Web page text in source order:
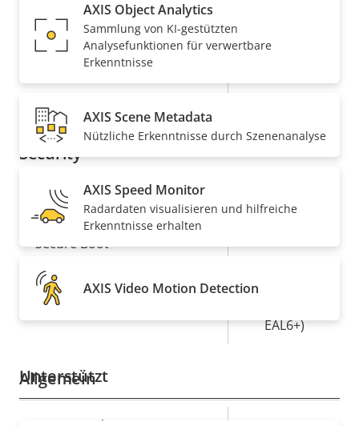
Netzwerk
Eigentumsbeschreibung
PoE-Klasse
Security
Eigentumsbeschreibung Eigentumswert
Signiertes OS
Secure Boot
Secure keystore
EAL6+)
Allgemein
AXIS Object Analytics
Sammlung von KI-gestützten
Analysefunktionen für verwertbare
Erkenntnisse
AXIS Scene Metadata
Nützliche Erkenntnisse durch Szenenanalyse
AXIS Speed Monitor
Radardaten visualisieren und hilfreiche
Erkenntnisse erhalten
AXIS Video Motion Detection
Unterstützt